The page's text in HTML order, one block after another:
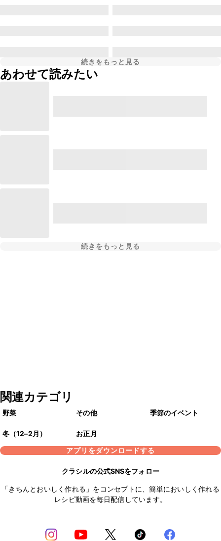
続きをもっと見る
あわせて読みたい
続きをもっと見る
関連カテゴリ
野菜 その他 季節のイベント
冬（12–2月）
お正月
アプリをダウンロードする
クラシルの公式SNSをフォロー
「きちんとおいしく作れる」をコンセプトに、簡単においしく作れる
レシピ動画を毎日配信しています。